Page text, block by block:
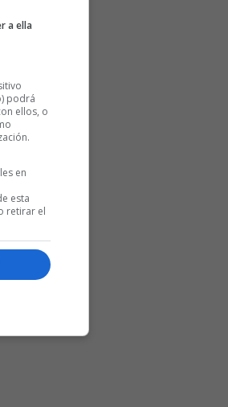
a ella
podrá
ellos, o
en
esta
retirar el